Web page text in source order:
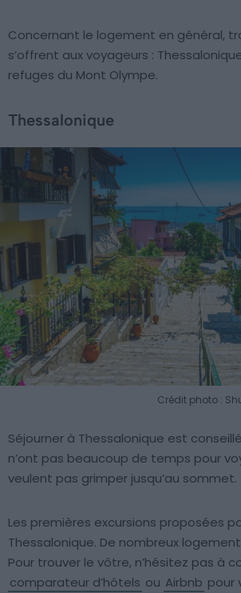
Concernant le logement en général,
s’offrent aux voyageurs :
refuges du Mont Olympe.
Thessalonique
Crédit photo :
Séjourner à Thessalonique est
n’ont pas beaucoup de temps pour
veulent pas grimper jusqu’au sommet.
Les premières excursions proposées
Thessalonique. De nombreux
Pour trouver le vôtre, n’hésitez pas à
comparateur d’hôtels ou Airbnb pour